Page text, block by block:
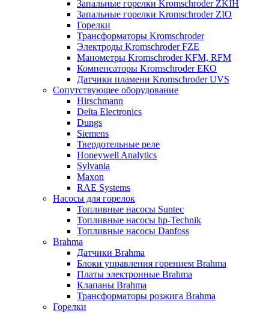
Запальные горелки Kromschroder ZKIH
Запальные горелки Kromschroder ZIO
Горелки
Трансформаторы Kromschroder
Электроды Kromschroder FZE
Манометры Kromschroder KFM, RFM
Компенсаторы Kromschroder ЕКО
Датчики пламени Kromschroder UVS
Сопутствующее оборудование
Hirschmann
Delta Electronics
Dungs
Siemens
Твердотельные реле
Honeywell Analytics
Sylvania
Maxon
RAE Systems
Насосы для горелок
Топливные насосы Suntec
Топливные насосы hp-Technik
Топливные насосы Danfoss
Brahma
Датчики Brahma
Блоки управления горением Brahma
Платы электронные Brahma
Клапаны Brahma
Трансформаторы розжига Brahma
Горелки